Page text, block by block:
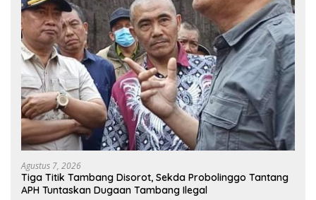
Agustus 7, 2026
Tiga Titik Tambang Disorot, Sekda Probolinggo Tantang
APH Tuntaskan Dugaan Tambang Ilegal